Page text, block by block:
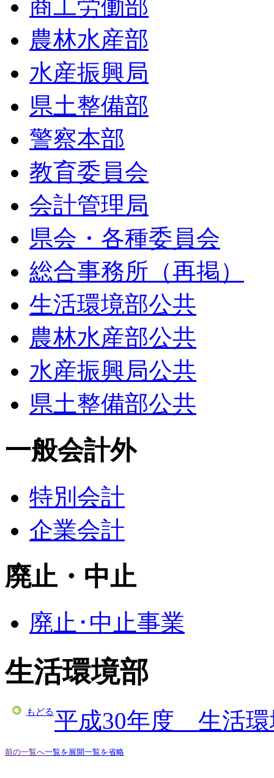
商工労働部
農林水産部
水産振興局
県土整備部
警察本部
教育委員会
会計管理局
県会・各種委員会
総合事務所（再掲）
生活環境部公共
農林水産部公共
水産振興局公共
県土整備部公共
一般会計外
特別会計
企業会計
廃止・中止
廃止･中止事業
生活環境部
もどる平成30年度 生活環
前の一覧へ一覧を展開一覧を省略